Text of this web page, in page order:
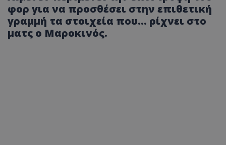
φορ για να προσθέσει στην επιθετική
γραμμή τα στοιχεία που... ρίχνει στο
ματς ο Μαροκινός.